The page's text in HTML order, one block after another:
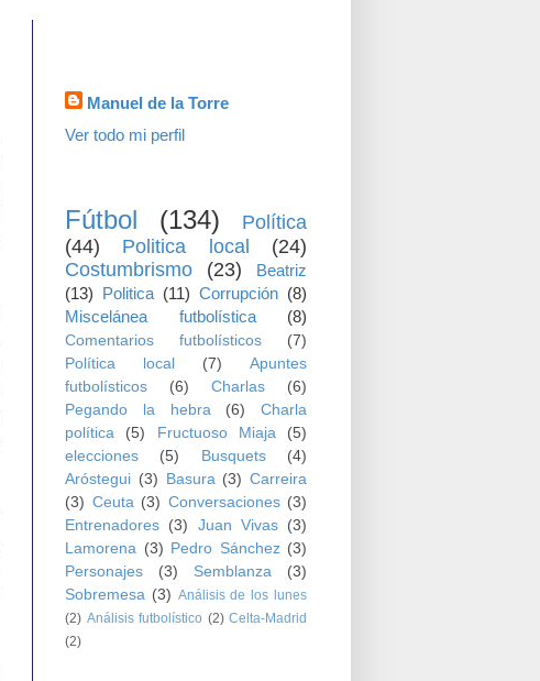
Manuel de la Torre
Ver todo mi perfil
Fútbol (134)
Política
(44)
Politica local
(24)
Costumbrismo
(23)
Beatriz
(13) Politica (11) Corrupción (8)
Miscelánea futbolística
(8)
Comentarios futbolísticos
(7)
Política local
(7)
Apuntes
futbolísticos
(6) Charlas
(6)
Pegando la hebra
(6)
Charla
política
(5) Fructuoso Miaja
(5)
elecciones
(5) Busquets
(4)
Aróstegui (3) Basura (3) Carreira
(3) Ceuta (3) Conversaciones (3)
Entrenadores (3) Juan Vivas
(3)
Lamorena (3) Pedro Sánchez (3)
Personajes
(3) Semblanza
(3)
Sobremesa (3) Análisis de los lunes
(2) Análisis futbolístico (2) Celta-Madrid
(2)